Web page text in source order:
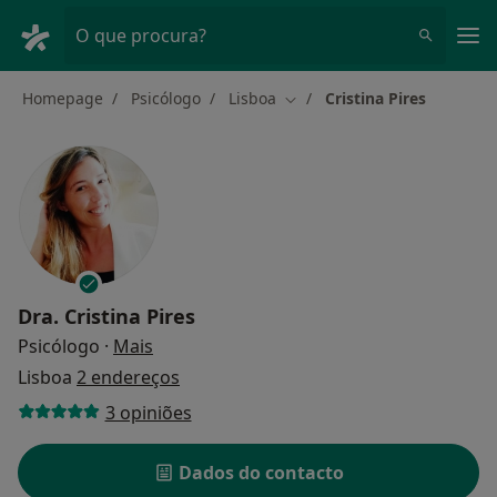
O que procura?
Homepage Psicólogo Lisboa Mudar de cidade
Cristina Pires
Dra. Cristina Pires
Psicólogo · Mais
Lisboa 2 endereços
3 opiniões
Dados do contacto